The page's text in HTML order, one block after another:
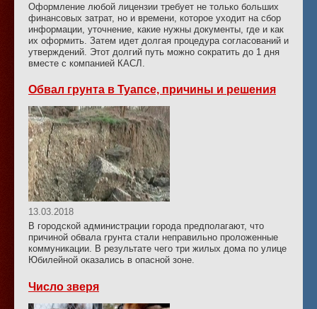
Оформление любой лицензии требует не только больших
финансовых затрат, но и времени, которое уходит на сбор
информации, уточнение, какие нужны документы, где и как
их оформить. Затем идет долгая процедура согласований и
утверждений. Этот долгий путь можно сократить до 1 дня
вместе с компанией КАСЛ.
Обвал грунта в Туапсе, причины и решения
13.03.2018
В городской администрации города предполагают, что
причиной обвала грунта стали неправильно проложенные
коммуникации. В результате чего три жилых дома по улице
Юбилейной оказались в опасной зоне.
Число зверя